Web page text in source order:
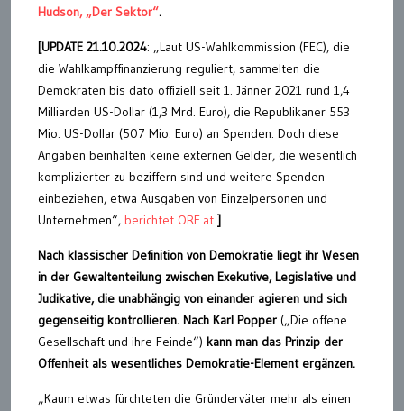
Hudson, „Der Sektor“.
[UPDATE 21.10.2024: „Laut US-Wahlkommission (FEC), die
die Wahlkampffinanzierung reguliert, sammelten die
Demokraten bis dato offiziell seit 1. Jänner 2021 rund 1,4
Milliarden US-Dollar (1,3 Mrd. Euro), die Republikaner 553
Mio. US-Dollar (507 Mio. Euro) an Spenden. Doch diese
Angaben beinhalten keine externen Gelder, die wesentlich
komplizierter zu beziffern sind und weitere Spenden
einbeziehen, etwa Ausgaben von Einzelpersonen und
Unternehmen“, berichtet ORF.at.]
Nach klassischer Definition von Demokratie liegt ihr Wesen
in der Gewaltenteilung zwischen Exekutive, Legislative und
Judikative, die unabhängig von einander agieren und sich
gegenseitig kontrollieren. Nach Karl Popper („Die offene
Gesellschaft und ihre Feinde“) kann man das Prinzip der
Offenheit als wesentliches Demokratie-Element ergänzen.
„Kaum etwas fürchteten die Gründerväter mehr als einen